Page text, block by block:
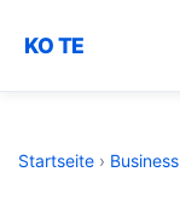
KO TE
Startseite › Business